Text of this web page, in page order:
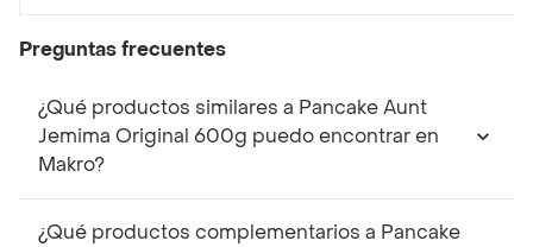
Preguntas frecuentes
¿Qué productos similares a Pancake Aunt
Jemima Original 600g puedo encontrar en
Makro?
¿Qué productos complementarios a Pancake